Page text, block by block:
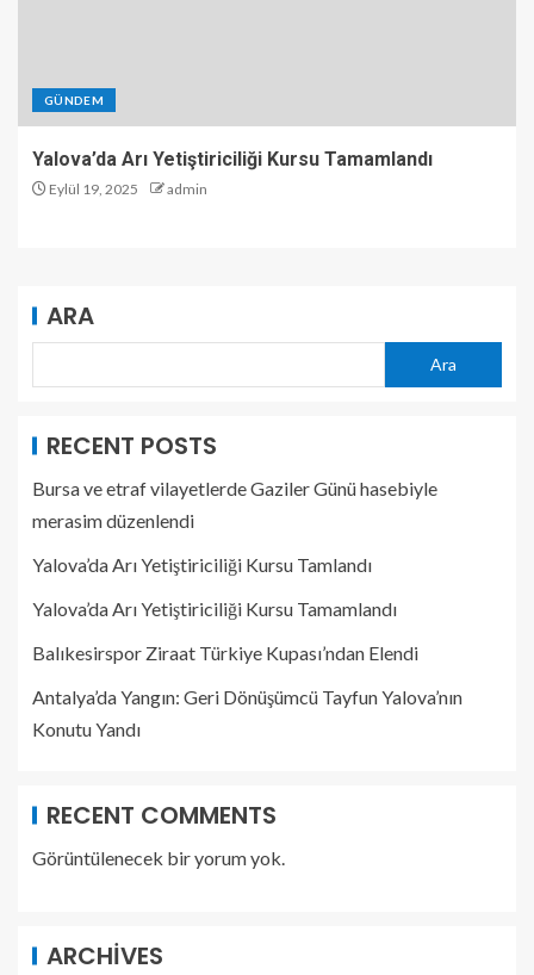
GÜNDEM
Yalova’da Arı Yetiştiriciliği Kursu Tamamlandı
Eylül 19, 2025 admin
ARA
Ara
RECENT POSTS
Bursa ve etraf vilayetlerde Gaziler Günü hasebiyle
merasim düzenlendi
Yalova’da Arı Yetiştiriciliği Kursu Tamlandı
Yalova’da Arı Yetiştiriciliği Kursu Tamamlandı
Balıkesirspor Ziraat Türkiye Kupası’ndan Elendi
Antalya’da Yangın: Geri Dönüşümcü Tayfun Yalova’nın
Konutu Yandı
RECENT COMMENTS
Görüntülenecek bir yorum yok.
ARCHIVES